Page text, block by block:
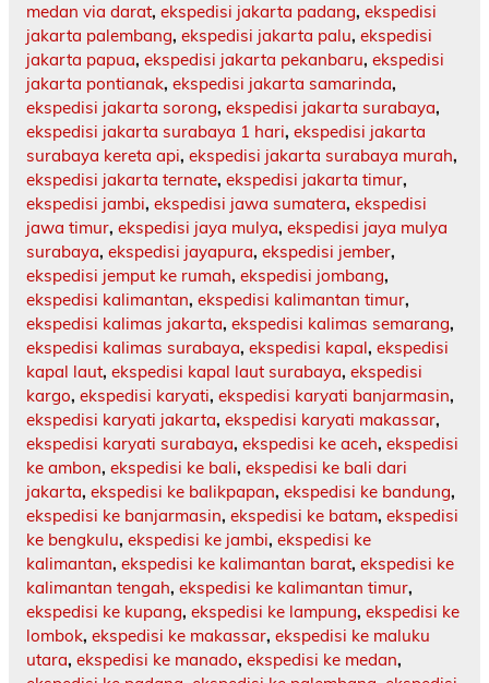
medan via darat, ekspedisi jakarta padang, ekspedisi
jakarta palembang, ekspedisi jakarta palu, ekspedisi
jakarta papua, ekspedisi jakarta pekanbaru, ekspedisi
jakarta pontianak, ekspedisi jakarta samarinda,
ekspedisi jakarta sorong, ekspedisi jakarta surabaya,
ekspedisi jakarta surabaya 1 hari, ekspedisi jakarta
surabaya kereta api, ekspedisi jakarta surabaya murah,
ekspedisi jakarta ternate, ekspedisi jakarta timur,
ekspedisi jambi, ekspedisi jawa sumatera, ekspedisi
jawa timur, ekspedisi jaya mulya, ekspedisi jaya mulya
surabaya, ekspedisi jayapura, ekspedisi jember,
ekspedisi jemput ke rumah, ekspedisi jombang,
ekspedisi kalimantan, ekspedisi kalimantan timur,
ekspedisi kalimas jakarta, ekspedisi kalimas semarang,
ekspedisi kalimas surabaya, ekspedisi kapal, ekspedisi
kapal laut, ekspedisi kapal laut surabaya, ekspedisi
kargo, ekspedisi karyati, ekspedisi karyati banjarmasin,
ekspedisi karyati jakarta, ekspedisi karyati makassar,
ekspedisi karyati surabaya, ekspedisi ke aceh, ekspedisi
ke ambon, ekspedisi ke bali, ekspedisi ke bali dari
jakarta, ekspedisi ke balikpapan, ekspedisi ke bandung,
ekspedisi ke banjarmasin, ekspedisi ke batam, ekspedisi
ke bengkulu, ekspedisi ke jambi, ekspedisi ke
kalimantan, ekspedisi ke kalimantan barat, ekspedisi ke
kalimantan tengah, ekspedisi ke kalimantan timur,
ekspedisi ke kupang, ekspedisi ke lampung, ekspedisi ke
lombok, ekspedisi ke makassar, ekspedisi ke maluku
utara, ekspedisi ke manado, ekspedisi ke medan,